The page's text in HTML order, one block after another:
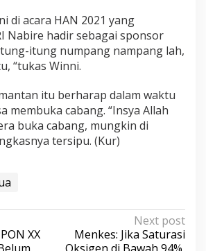
di acara HAN 2021 yang
Nabire hadir sebagai sponsor
itung numpang nampang lah,
“tukas Winni.
itu berharap dalam waktu
membuka cabang. “Insya Allah
buka cabang, mungkin di
tersipu. (Kur)
XX
Next post
Menkes: Jika Saturasi